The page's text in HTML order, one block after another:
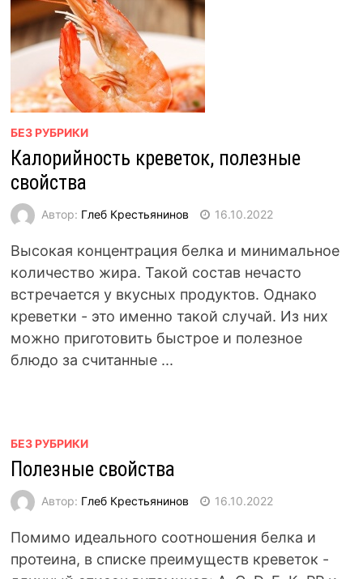
БЕЗ РУБРИКИ
Калорийность креветок, полезные
свойства
Автор: Глеб Крестьянинов 16.10.2022
Высокая концентрация белка и минимальное
количество жира. Такой состав нечасто
встречается у вкусных продуктов. Однако
креветки - это именно такой случай. Из них
можно приготовить быстрое и полезное
блюдо за считанные ...
БЕЗ РУБРИКИ
Полезные свойства
Автор: Глеб Крестьянинов 16.10.2022
Помимо идеального соотношения белка и
протеина, в списке преимуществ креветок -